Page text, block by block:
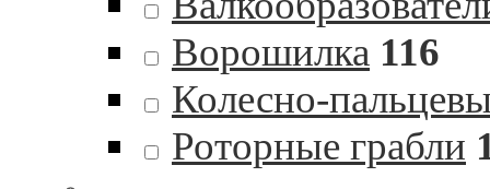
Ворошилка 116
Колесно-
Роторные грабли